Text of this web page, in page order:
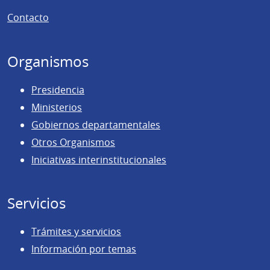
de
página
Contacto
Organismos
Presidencia
Ministerios
Gobiernos departamentales
Otros Organismos
Iniciativas interinstitucionales
Servicios
Trámites y servicios
Información por temas